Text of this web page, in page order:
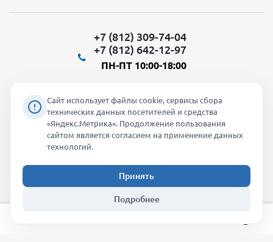
+7 (812) 309-74-04
+7 (812) 642-12-97
ПН-ПТ 10:00-18:00
Мы в социальных сетях:
2026 © "Молти" - оптовый магазин
info@molti-shop.ru
Сайт использует файлы cookie, сервисы сбора
технических данных посетителей и средства
«Яндекс.Метрика». Продолжение пользования
сайтом является согласием на применение данных
технологий.
Принять
Подробнее